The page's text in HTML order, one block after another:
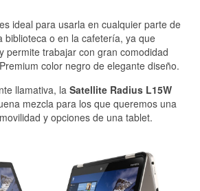
ideal para usarla en cualquier parte de
biblioteca o en la cafetería, ya que
permite trabajar con gran comodidad
color negro de elegante diseño.
llamativa, la Satellite Radius L15W
mezcla para los que queremos una
y opciones de una tablet.